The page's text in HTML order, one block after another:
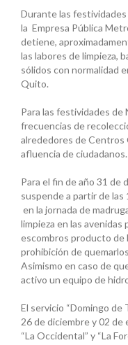
Durante las festividades
la Empresa Pública
detiene,
las labores de limpieza,
sólidos con normalidad
Quito.
Para las festividades de
frecuencias de
alrededores de Centros
afluencia de ciudadanos.
Para el fin de año 31 de
suspende a partir de
en la jornada de
limpieza en las
escombros producto de
prohibición de
Asimismo en caso de
activo un equipo de
El servicio “Domingo de
26 de diciembre y 02
“La Occidental” y “La